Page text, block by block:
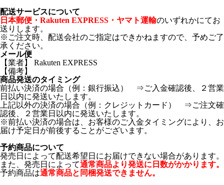
配送サービスについて
日本郵便・Rakuten EXPRESS・ヤマト運輸のいずれかにてお
送りします。
※ご注文時、配送会社のご指定はできかねますので、予めご了
承ください。
メール便
【業者】 Rakuten EXPRESS
【備考】
商品発送のタイミング
前払い決済の場合（例：銀行振込） ⇒ご入金確認後、２営業
日以内に発送いたします。
上記以外の決済の場合（例：クレジットカード） ⇒ご注文確
認後、２営業日以内に発送いたします。
※前払い決済の場合は、お客様のご入金タイミングにより、お
届け予定日が前後することがございます。
予約商品について
発売日によって配送希望日にお届けできない場合があります。
また、発売日によって通常商品より発送に日数がかかります。
予約商品は通常商品と同梱発送できません。